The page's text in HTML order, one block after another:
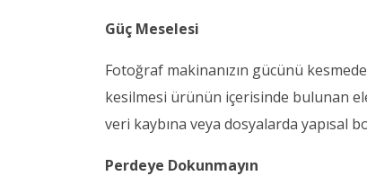
Güç Meselesi
Fotoğraf makinanızın gücünü
kesilmesi ürünün içerisinde bulunan
veri kaybına veya dosyalarda yapısal
Perdeye Dokunmayın